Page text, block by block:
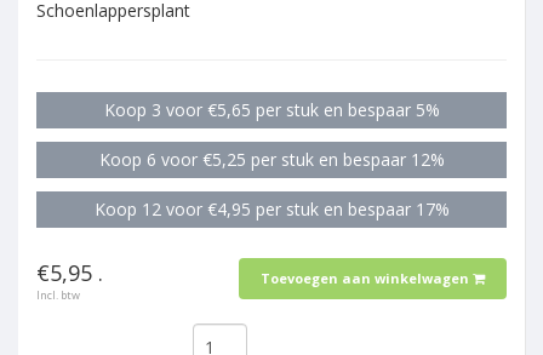
Schoenlappersplant
Koop 3 voor €5,65 per stuk en bespaar 5%
Koop 6 voor €5,25 per stuk en bespaar 12%
Koop 12 voor €4,95 per stuk en bespaar 17%
€5,95 .
Incl. btw
Toevoegen aan winkelwagen